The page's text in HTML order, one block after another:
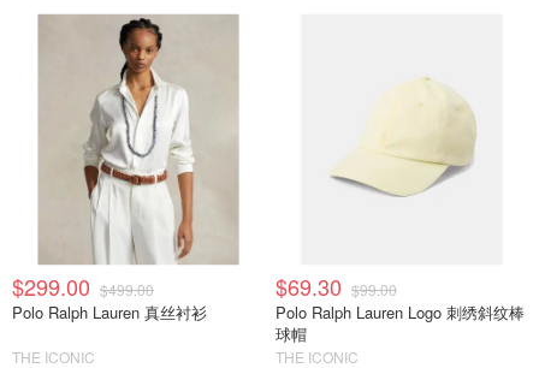
$299.00 $499.00
Polo Ralph Lauren 真丝衬衫
THE ICONIC
$69.30 $99.00
Polo Ralph Lauren Logo 刺绣斜纹棒
球帽
THE ICONIC